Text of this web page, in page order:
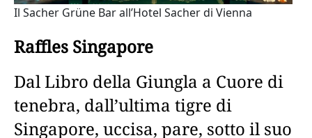
Il Sacher Grüne Bar all’Hotel Sacher di Vienna
Raffles Singapore
Dal Libro della Giungla a Cuore di
tenebra, dall’ultima tigre di
Singapore, uccisa, pare, sotto il suo